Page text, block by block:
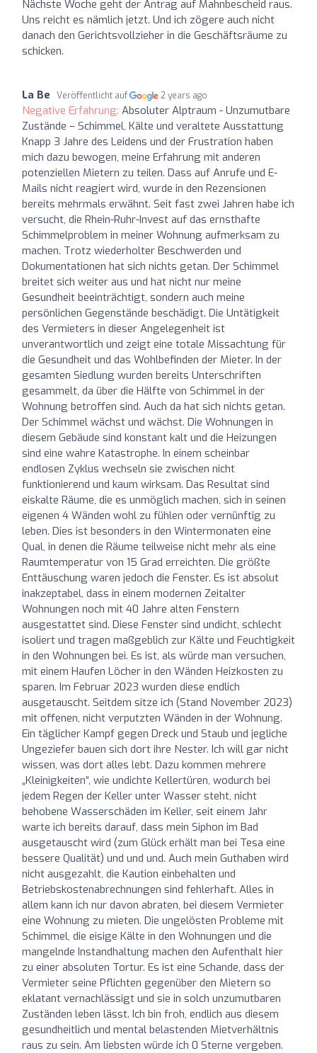
Nächste Woche geht der Antrag auf Mahnbescheid raus.
Uns reicht es nämlich jetzt. Und ich zögere auch nicht
danach den Gerichtsvollzieher in die Geschäftsräume zu
schicken.
La Be Veröffentlicht auf 2 years ago
Negative Erfahrung: Absoluter Alptraum - Unzumutbare
Zustände – Schimmel, Kälte und veraltete Ausstattung
Knapp 3 Jahre des Leidens und der Frustration haben
mich dazu bewogen, meine Erfahrung mit anderen
potenziellen Mietern zu teilen. Dass auf Anrufe und E-
Mails nicht reagiert wird, wurde in den Rezensionen
bereits mehrmals erwähnt. Seit fast zwei Jahren habe ich
versucht, die Rhein-Ruhr-Invest auf das ernsthafte
Schimmelproblem in meiner Wohnung aufmerksam zu
machen. Trotz wiederholter Beschwerden und
Dokumentationen hat sich nichts getan. Der Schimmel
breitet sich weiter aus und hat nicht nur meine
Gesundheit beeinträchtigt, sondern auch meine
persönlichen Gegenstände beschädigt. Die Untätigkeit
des Vermieters in dieser Angelegenheit ist
unverantwortlich und zeigt eine totale Missachtung für
die Gesundheit und das Wohlbefinden der Mieter. In der
gesamten Siedlung wurden bereits Unterschriften
gesammelt, da über die Hälfte von Schimmel in der
Wohnung betroffen sind. Auch da hat sich nichts getan.
Der Schimmel wächst und wächst. Die Wohnungen in
diesem Gebäude sind konstant kalt und die Heizungen
sind eine wahre Katastrophe. In einem scheinbar
endlosen Zyklus wechseln sie zwischen nicht
funktionierend und kaum wirksam. Das Resultat sind
eiskalte Räume, die es unmöglich machen, sich in seinen
eigenen 4 Wänden wohl zu fühlen oder vernünftig zu
leben. Dies ist besonders in den Wintermonaten eine
Qual, in denen die Räume teilweise nicht mehr als eine
Raumtemperatur von 15 Grad erreichten. Die größte
Enttäuschung waren jedoch die Fenster. Es ist absolut
inakzeptabel, dass in einem modernen Zeitalter
Wohnungen noch mit 40 Jahre alten Fenstern
ausgestattet sind. Diese Fenster sind undicht, schlecht
isoliert und tragen maßgeblich zur Kälte und Feuchtigkeit
in den Wohnungen bei. Es ist, als würde man versuchen,
mit einem Haufen Löcher in den Wänden Heizkosten zu
sparen. Im Februar 2023 wurden diese endlich
ausgetauscht. Seitdem sitze ich (Stand November 2023)
mit offenen, nicht verputzten Wänden in der Wohnung.
Ein täglicher Kampf gegen Dreck und Staub und jegliche
Ungeziefer bauen sich dort ihre Nester. Ich will gar nicht
wissen, was dort alles lebt. Dazu kommen mehrere
„Kleinigkeiten“, wie undichte Kellertüren, wodurch bei
jedem Regen der Keller unter Wasser steht, nicht
behobene Wasserschäden im Keller, seit einem Jahr
warte ich bereits darauf, dass mein Siphon im Bad
ausgetauscht wird (zum Glück erhält man bei Tesa eine
bessere Qualität) und und und. Auch mein Guthaben wird
nicht ausgezahlt, die Kaution einbehalten und
Betriebskostenabrechnungen sind fehlerhaft. Alles in
allem kann ich nur davon abraten, bei diesem Vermieter
eine Wohnung zu mieten. Die ungelösten Probleme mit
Schimmel, die eisige Kälte in den Wohnungen und die
mangelnde Instandhaltung machen den Aufenthalt hier
zu einer absoluten Tortur. Es ist eine Schande, dass der
Vermieter seine Pflichten gegenüber den Mietern so
eklatant vernachlässigt und sie in solch unzumutbaren
Zuständen leben lässt. Ich bin froh, endlich aus diesem
gesundheitlich und mental belastenden Mietverhältnis
raus zu sein. Am liebsten würde ich 0 Sterne vergeben.